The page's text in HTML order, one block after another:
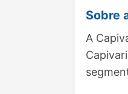
Sobre
A